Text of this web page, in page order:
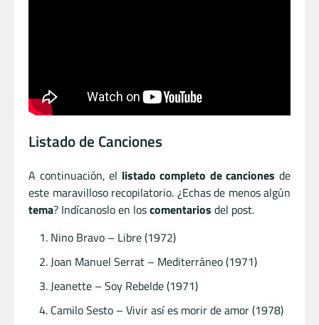
Listado de Canciones
A continuación, el listado completo de canciones de
este maravilloso recopilatorio. ¿Echas de menos algún
tema? Indícanoslo en loscomentarios del post.
Nino Bravo – Libre (1972)
Joan Manuel Serrat – Mediterráneo (1971)
Jeanette – Soy Rebelde (1971)
Camilo Sesto – Vivir así es morir de amor (1978)